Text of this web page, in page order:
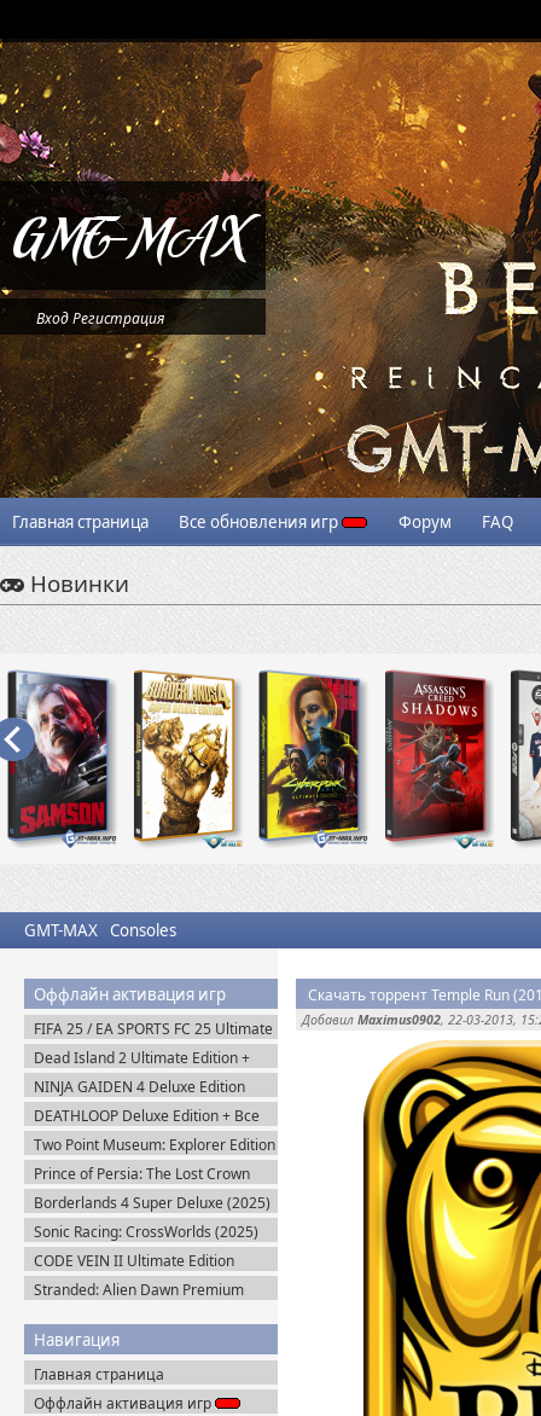
ВходРегистрация
Главная страница Все обновления игр Форум FAQ
Новинки
GMT-MAX Consoles
Оффлайн активация игр
FIFA 25 / EA SPORTS FC 25 Ultimate
Edition (2024) EA-Rip
Dead Island 2 Ultimate Edition +
Все DLC (2023) Пиратка
NINJA GAIDEN 4 Deluxe Edition
v.1.0.4.0 (2025) Portable
DEATHLOOP Deluxe Edition + Все
DLC (2021) Пиратка
Two Point Museum: Explorer Edition
(2025) Steam-Rip
Prince of Persia: The Lost Crown
(2024) Пиратка
Borderlands 4 Super Deluxe (2025)
Steam-Rip
Sonic Racing: CrossWorlds (2025)
Steam-Rip
CODE VEIN II Ultimate Edition
(2026) Steam-Rip
Stranded: Alien Dawn Premium
Навигация
Главная страница
Оффлайн активация игр
Скачать торрент Temple Run
Добавил Maximus0902, 22-03-2013,